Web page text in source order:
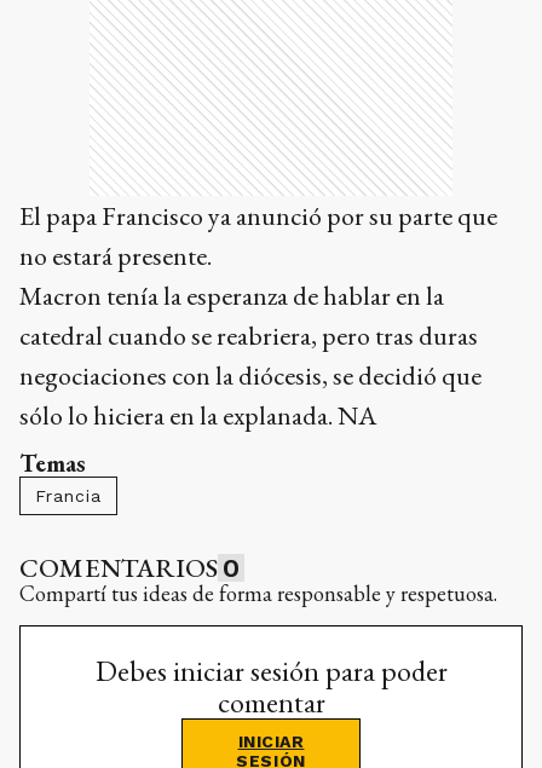
El papa Francisco ya anunció por su parte que
no estará presente.
Macron tenía la esperanza de hablar en la
catedral cuando se reabriera, pero tras duras
negociaciones con la diócesis, se decidió que
sólo lo hiciera en la explanada. NA
Temas
Francia
COMENTARIOS 0
Compartí tus ideas de forma responsable y respetuosa.
Debes iniciar sesión para poder
comentar
INICIAR
SESIÓN